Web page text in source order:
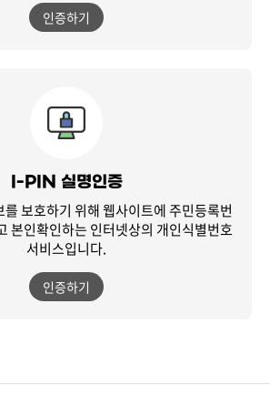
인증하기
I-PIN 실명인증
보호하기 위해 웹사이트에 주민등록번
본인확인하는 인터넷상의 개인식별번호
서비스입니다.
인증하기